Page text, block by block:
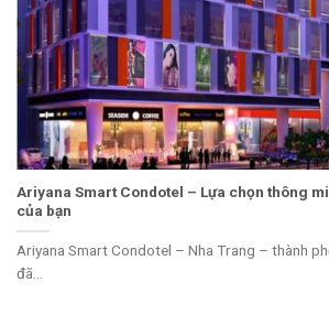
Ariyana Smart Condotel – Lựa chọn thông
của bạn
Ariyana Smart Condotel – Nha Trang – thành
đã...